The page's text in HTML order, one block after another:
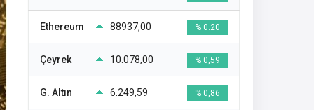
Ethereum 88937,00 % 0.20
Çeyrek 10.078,00 % 0,59
G. Altın 6.249,59 % 0,86